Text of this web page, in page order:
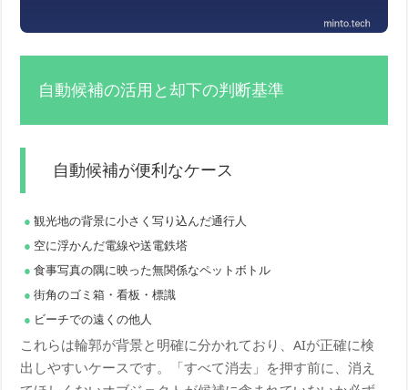
自動候補の活用と却下の判断基準
自動候補が便利なケース
観光地の背景に小さく写り込んだ通行人
空に浮かんだ電線や送電鉄塔
食事写真の隅に映った無関係なペットボトル
街角のゴミ箱・看板・標識
ビーチでの遠くの他人
これらは輪郭が背景と明確に分かれており、AIが正確に検
出しやすいケースです。「すべて消去」を押す前に、消え